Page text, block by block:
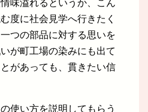
味溢れるというか、こん
度に社会見学へ行きたく
つの部品に対する思いを
が町工場の染みにも出て
があっても、貫きたい信
使い方を説明してもらう